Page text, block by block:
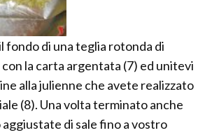
fondo di una teglia rotonda di
la carta argentata (7) ed unitevi
alla julienne che avete realizzato
(8). Una volta terminato anche
di sale fino a vostro